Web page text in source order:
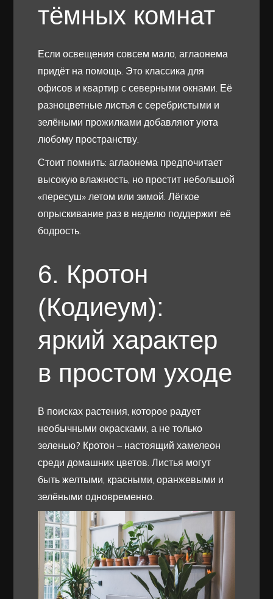
тёмных комнат
Если освещения совсем мало, аглаонема
придёт на помощь. Это классика для
офисов и квартир с северными окнами. Её
разноцветные листья с серебристыми и
зелёными прожилками добавляют уюта
любому пространству.
Стоит помнить: аглаонема предпочитает
высокую влажность, но простит небольшой
«пересуш» летом или зимой. Лёгкое
опрыскивание раз в неделю поддержит её
бодрость.
6. Кротон
(Кодиеум):
яркий характер
в простом уходе
В поисках растения, которое радует
необычными окрасками, а не только
зеленью? Кротон – настоящий хамелеон
среди домашних цветов. Листья могут
быть желтыми, красными, оранжевыми и
зелёными одновременно.